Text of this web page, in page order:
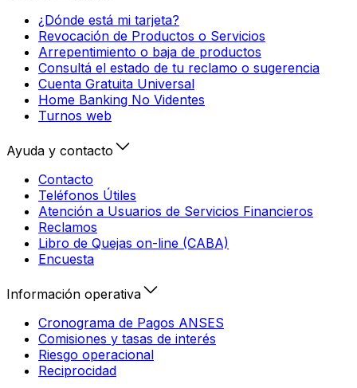
¿Dónde está mi tarjeta?
Revocación de Productos o Servicios
Arrepentimiento o baja de productos
Consultá el estado de tu reclamo o sugerencia
Cuenta Gratuita Universal
Home Banking No Videntes
Turnos web
Ayuda y contacto
Contacto
Teléfonos Útiles
Atención a Usuarios de Servicios Financieros
Reclamos
Libro de Quejas on-line (CABA)
Encuesta
Información operativa
Cronograma de Pagos ANSES
Comisiones y tasas de interés
Riesgo operacional
Reciprocidad